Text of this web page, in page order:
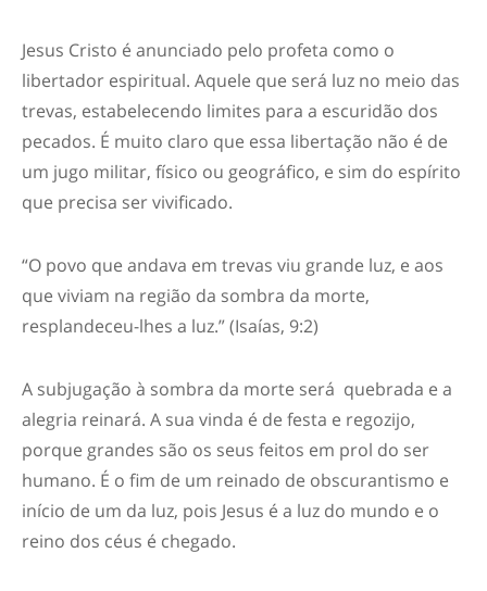
Jesus Cristo é anunciado pelo profeta como o
libertador espiritual. Aquele que será luz no meio das
trevas, estabelecendo limites para a escuridão dos
pecados. É muito claro que essa libertação não é de
um jugo militar, físico ou geográfico, e sim do espírito
que precisa ser vivificado.
“O povo que andava em trevas viu grande luz, e aos
que viviam na região da sombra da morte,
resplandeceu-lhes a luz.” (Isaías, 9:2)
A subjugação à sombra da morte será quebrada e a
alegria reinará. A sua vinda é de festa e regozijo,
porque grandes são os seus feitos em prol do ser
humano. É o fim de um reinado de obscurantismo e
início de um da luz, pois Jesus é a luz do mundo e o
reino dos céus é chegado.